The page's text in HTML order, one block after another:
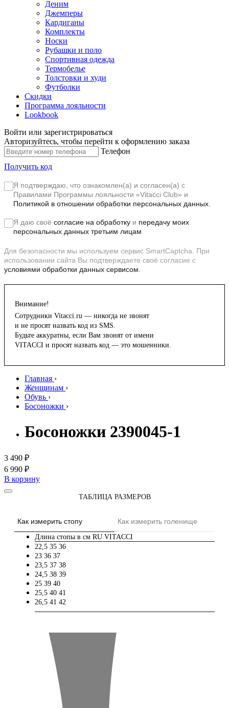
Деним
Джемперы
Кардиганы
Комплекты
Носки
Рубашки и поло
Спортивная одежда
Термобелье
Толстовки и худи
Футболки
Скидки
Программа лояльности
Lookbook
Войти или зарегистрироваться
Авторизуйтесь, чтобы перейти к оформлению заказа
Телефон
Получить код
Я подтверждаю, что ознакомлен(а) и согласен(а) с
Правилами Программы лояльности «Vitacci Club» и
Политикой в отношении обработки персональных данных.
Я даю своё согласие на обработку и передачу моих
персональных данных третьим лицам
Для безопасности мы используем сервис SmartCaptcha. При
использовании сайта Вы подтверждаете своё согласие с
условиями обработки данных сервисом.
Внимание!
Сотрудники Vitacci.ru — никогда не звонят
и не просят назвать код из SMS.
Будьте аккуратны, если Вам звонят от имени
VITACCI и просят назвать код — это мошенники.
Главная ›
Женщинам ›
Обувь ›
Босоножки ›
Босоножки 2390045-1
3 490 ₽
6 990 ₽
В корзину
ТАБЛИЦА РАЗМЕРОВ
Как измерить стопу Как измерить голенище
Длина стопы в см RU VITACCI
22,5 35 36
23 36 37
23,5 37 38
24,5 38 39
25 39 40
25,5 40 41
26,5 41 42